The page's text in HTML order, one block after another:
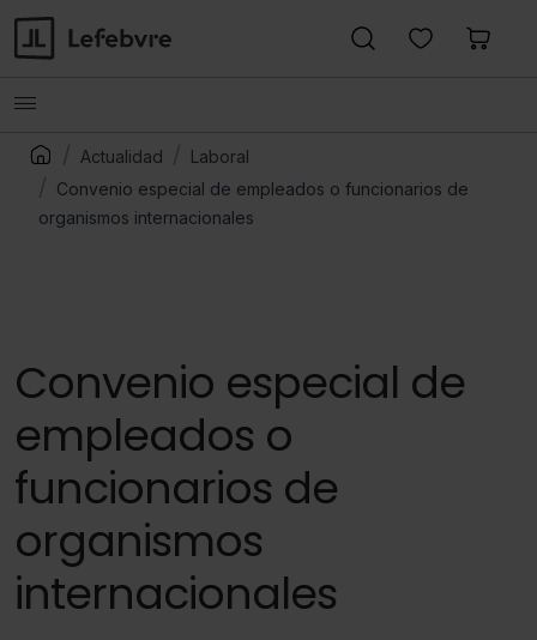
Actualidad
Laboral
Convenio especial de empleados o funcionarios de
organismos internacionales
Convenio especial de
empleados o
funcionarios de
organismos
internacionales